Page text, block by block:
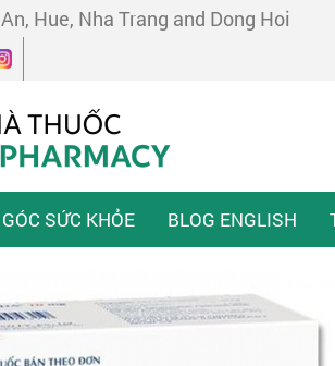
Hue, Nha Trang and Dong Hoi
GÓC SỨC KHỎE BLOG ENGLISH